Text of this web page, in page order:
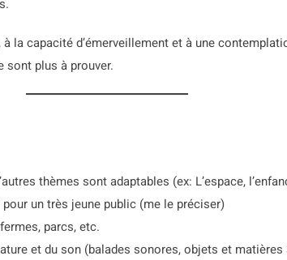
la capacité d’émerveillement et à une
sont plus à prouver.
thèmes sont adaptables (ex: L’espace,
un très jeune public (me le préciser)
parcs, etc.
et du son (balades sonores, objets et